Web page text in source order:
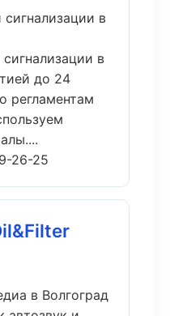
в
в
до 24
регламентам
26-25
в Волгоград